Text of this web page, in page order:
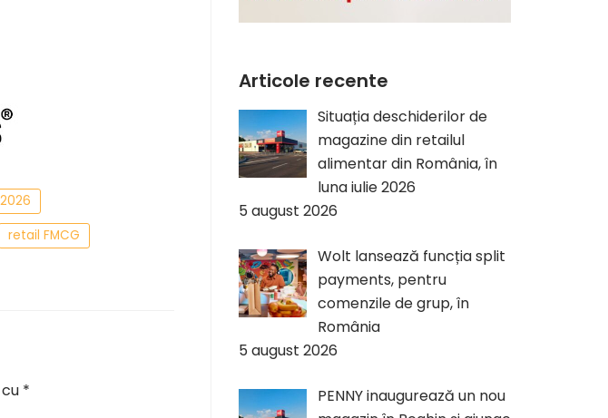
2026
retail FMCG
*
Articole recente
Situația deschiderilor de
magazine din retailul
alimentar din România, în
luna iulie 2026
5 august 2026
Wolt lansează funcția split
payments, pentru
comenzile de grup, în
România
5 august 2026
PENNY inaugurează un nou